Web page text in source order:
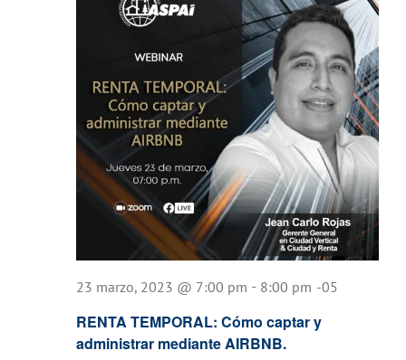
RENTA TEMPORAL: Cómo captar y
administrar mediante AIRBNB.
23 marzo, 2023 @ 7:00 pm - 8:00 pm -05